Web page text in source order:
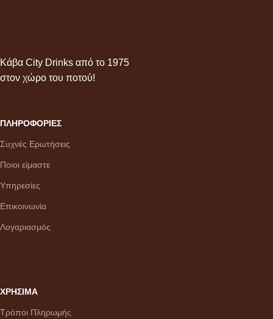
Κάβα City Drinks από το 1975
στον χώρο του ποτού!
ΠΛΗΡΟΦΟΡΙΕΣ
Συχνές Ερωτήσεις
Ποιοι είμαστε
Υπηρεσίες
Επικοινωνία
Λογαριασμός
ΧΡΗΣΙΜΑ
Τρόποι Πληρωμής